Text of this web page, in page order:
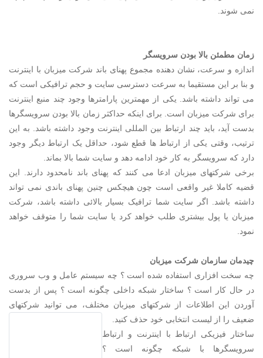
نمی شوند.
زمان مطمئن بالا بودن سرویسگر
اندازه و سرعت، نشان دهنده مجموع پهنای باند شرکت میزبان با اینترنت
و بنا بر این مستقیما به سرعت دسترسی سایت و حجم ترافیکی است که
می تواند داشته باشد. یکی از مهمترین پارامترها وجود چند منبع اینترنت
برای شرکت میزبان است. برای اینکه حداکثر زمان بالا بودن سرویسگرها
بدست آید، باید چند ارتباط بین المللی اینترنت وجود داشته باشد. به این
ترتیب، وقتی یکی از ارتباط ها قطع شود، حداقل یک ارتباط دیگر وجود
دارد که سرویسگر به کار خود ادامه دهد و سایت شما بالا بماند.
برخی شرکتهای میزبان ادعا می کنند که پهنای باند نامحدود دارند. این
قضیه کاملا غیر واقعی است چون هیچکس چنین پهنای باندی نمی تواند
داشته باشد. اگر سایت شما ترافیک بسیار بالائی داشته باشد، شرکت
میزبان یا پول بیشتری طلب خواهد کرد یا سایت شما را متوقف خواهد
نمود.
چیدمان سازمان شرکت میزبان
چه سخت افزاری استفاده شده است ؟ چه سیستم عامل و وب سروری
در حال کار است ؟ ساختار شبکه داخلی چگونه است ؟ پس از بدست
آوردن این اطلاعات از شرکتهای میزبان مختلف، می توانید شرکتهای
ضعیف را از لیست انتخابی خود حذف کنید.
ساختار فیزیکی ارتباط با اینترنت و ارتباط
سرویسگرها با شبکه چگونه است ؟